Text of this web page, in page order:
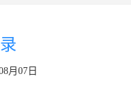
月07日